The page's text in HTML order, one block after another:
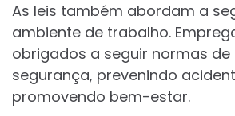
As leis também abordam a
ambiente de trabalho.
obrigados a seguir normas de
segurança, prevenindo
promovendo bem-estar.